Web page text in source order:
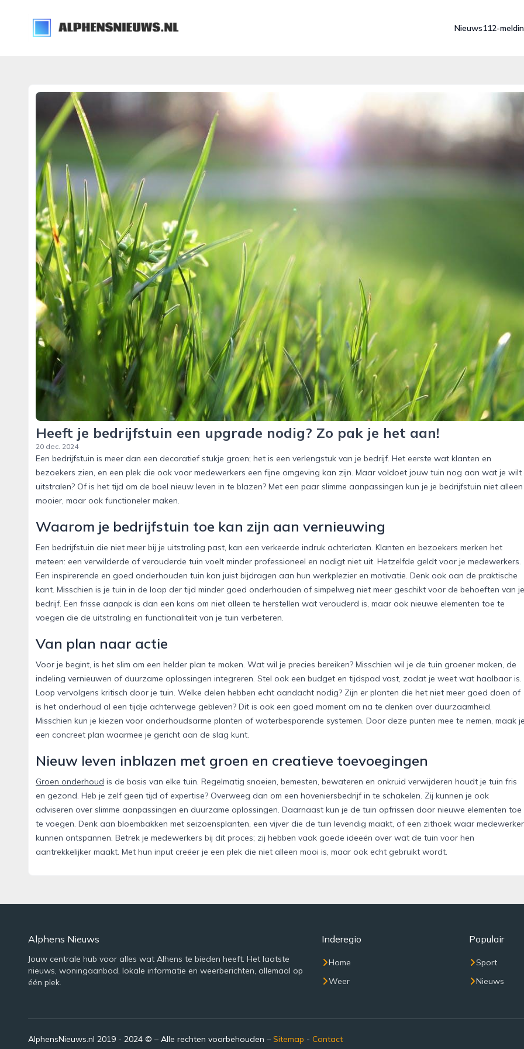
alphensnieuws.nl
Nieuws112-
Heeft je bedrijfstuin een upgrade nodig? Zo pak je het aan!
20 dec. 2024
Een bedrijfstuin is meer dan een decoratief stukje groen; het is een verlengstuk van je bedrijf. Het eerste wat klanten en
bezoekers zien, en een plek die ook voor medewerkers een fijne omgeving kan zijn. Maar voldoet jouw tuin nog aan wat je wilt
uitstralen? Of is het tijd om de boel nieuw leven in te blazen? Met een paar slimme aanpassingen kun je je bedrijfstuin niet alleen
mooier, maar ook functioneler maken.
Waarom je bedrijfstuin toe kan zijn aan vernieuwing
Een bedrijfstuin die niet meer bij je uitstraling past, kan een verkeerde indruk achterlaten. Klanten en bezoekers merken het
meteen: een verwilderde of verouderde tuin voelt minder professioneel en nodigt niet uit. Hetzelfde geldt voor je medewerkers.
Een inspirerende en goed onderhouden tuin kan juist bijdragen aan hun werkplezier en motivatie. Denk ook aan de praktische
kant. Misschien is je tuin in de loop der tijd minder goed onderhouden of simpelweg niet meer geschikt voor de behoeften van je
bedrijf. Een frisse aanpak is dan een kans om niet alleen te herstellen wat verouderd is, maar ook nieuwe elementen toe te
voegen die de uitstraling en functionaliteit van je tuin verbeteren.
Van plan naar actie
Voor je begint, is het slim om een helder plan te maken. Wat wil je precies bereiken? Misschien wil je de tuin groener maken, de
indeling vernieuwen of duurzame oplossingen integreren. Stel ook een budget en tijdspad vast, zodat je weet wat haalbaar is.
Loop vervolgens kritisch door je tuin. Welke delen hebben echt aandacht nodig? Zijn er planten die het niet meer goed doen of
is het onderhoud al een tijdje achterwege gebleven? Dit is ook een goed moment om na te denken over duurzaamheid.
Misschien kun je kiezen voor onderhoudsarme planten of waterbesparende systemen. Door deze punten mee te nemen, maak
een concreet plan waarmee je gericht aan de slag kunt.
Nieuw leven inblazen met groen en creatieve toevoegingen
Groen onderhoud is de basis van elke tuin. Regelmatig snoeien, bemesten, bewateren en onkruid verwijderen houdt je tuin fris
en gezond. Heb je zelf geen tijd of expertise? Overweeg dan om een hoveniersbedrijf in te schakelen. Zij kunnen je ook
adviseren over slimme aanpassingen en duurzame oplossingen. Daarnaast kun je de tuin opfrissen door nieuwe elementen toe
te voegen. Denk aan bloembakken met seizoensplanten, een vijver die de tuin levendig maakt, of een zithoek waar
kunnen ontspannen. Betrek je medewerkers bij dit proces; zij hebben vaak goede ideeën over wat de tuin voor hen
aantrekkelijker maakt. Met hun input creëer je een plek die niet alleen mooi is, maar ook echt gebruikt wordt.
Alphens Nieuws
Jouw centrale hub voor alles wat Alhens te bieden heeft. Het laatste
nieuws, woningaanbod, lokale informatie en weerberichten, allemaal op
één plek.
Inderegio
Home
Weer
Populair
Sport
Nieuws
AlphensNieuws.nl 2019 - 2024 © – Alle rechten voorbehouden – Sitemap - Contact